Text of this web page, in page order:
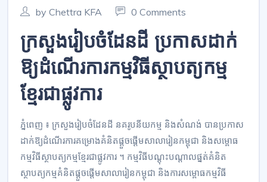
by Chettra KFA 0 Comments
ក្រសួងរៀបចំដែនដី ប្រកាសដាក់
ឱ្យដំណើរការកម្មវិធីស្ថាបត្យកម្ម
ខ្មែរជាផ្លូវការ
ភ្នំពេញ ៖ ក្រសួងរៀបចំដែនដី នគរូបនីយកម្ម និងសំណង់ បានប្រកាស
ដាក់ឱ្យដំណើរការគម្រោងគំនិតផ្ដួចផ្ដើមសាលារៀនកម្ពុជា និងសម្ពោធ
កម្មវិធីស្ថាបត្យកម្មខ្មែរជាផ្លូវការ ។ កម្មវិធីបណ្ដុះបណ្ដាលផ្នត់គំនិត
ស្ថាបត្យកម្មគំនិតផ្ដួចផ្ដើមសាលារៀនកម្ពុជា និងការសម្ពោធកម្មវិធី